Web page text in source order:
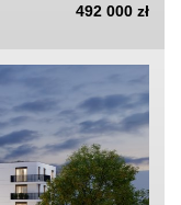
492 000 zł